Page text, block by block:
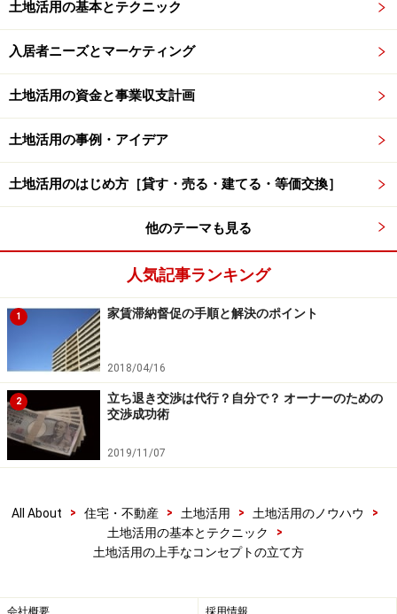
しかし、商業施設は立地や環境要因に特に大きく左右さ
れますから、商業ビル向きでない立地に建設することは
難しいと言えます。また、景気や企業業績に左右されま
すので、滞納リスクやテナントが退去した場合の長期空
室リスク、原状回復に際しての工事費用負担トラブルの
商業施設建設に関する融資はリスクが高いと判断される
可能性もあり、厳しい現状もあります。
そうなると安定経営の手段として、賃貸住宅を建てると
いう方向性が出てきます。
賃貸住宅を建てる際には、「土地活用の成功には市場調
査が大事！」の中で、ニーズの把握の為の市場調査の方
法で取り上げたように、所有する土地周辺の賃料相場や
人口動態、世帯数、人口構成比などを予め調べてみるこ
とをお勧めします。所有土地を管轄する区・市役所で調
べたり、ネット上で統計情報を調べることができます。
か減っている地域なのか、単身者が多いのかファミリー
が多いのかが分かれば、自分が建てるべき建物の間取り
す。
土地活用の基本とテクニック
入居者ニーズとマーケティング
土地活用の資金と事業収支計画
土地活用の事例・アイデア
土地活用のはじめ方［貸す・売る・建てる・等価交換］
他のテーマも見る
人気記事ランキング
1 家賃滞納督促の手順と解決のポイント
2018/04/16
2
立ち退き交渉は代行？自分で？ オーナーのための
交渉成功術
2019/11/07
All About > 住宅・不動産 > 土地活用 > 土地活用のノウハウ
>
土地活用の基本とテクニック
>
土地活用の上手なコンセプトの立て方